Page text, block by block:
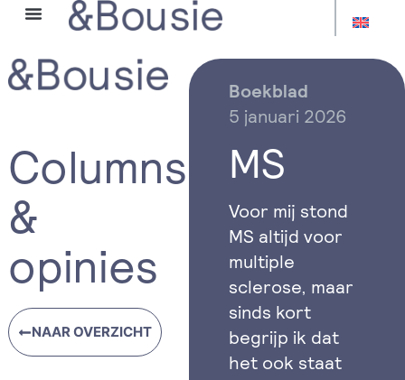
Columns
&
opinies
NAAR OVERZICHT
Boekblad
5 januari 2026
MS
Voor mij stond
MS altijd voor
multiple
sclerose, maar
sinds kort
begrijp ik dat
het ook staat